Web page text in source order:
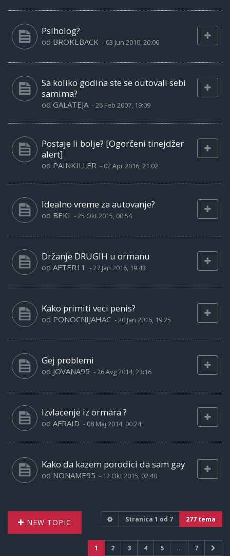
Psiholog?
od BROKEBACK - 03 Jun 2010, 20:06
Sa koliko godina ste se outovali sebi
samima?
od GALATEJA -26 Feb 2007, 19:09
Postaje li bolje? [Ogorčeni tinejdžer
alert]
od PAINKILLER - 02 Apr 2016, 21:02
Idealno vreme za autovanje?
od BEKI -25 Okt 2015, 00:54
Držanje DRUGIH u ormanu
od AFTER11 -27 Jan 2016, 19:43
Kako primiti veci penis?
od PONOCNIJAHAC -20 Jan 2016, 19:25
Gej problemi
od JOVANA95 -26 Avg 2014, 23:16
Izvlacenje iz ormara ?
od AFRAID - 08 Maj 2014, 00:24
Kako da kazem porodici da sam gay
od NONAME95 - 12 Okt 2015, 02:40
NEW TOPIC Stranica 1 od 7 277 tema
1 2 3 4 5 … 7